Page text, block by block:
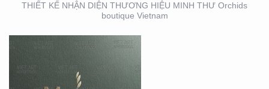
THIẾT KẾ NHẬN DIỆN THƯƠNG HIỆU MINH THƯ Orchids
boutique Vietnam